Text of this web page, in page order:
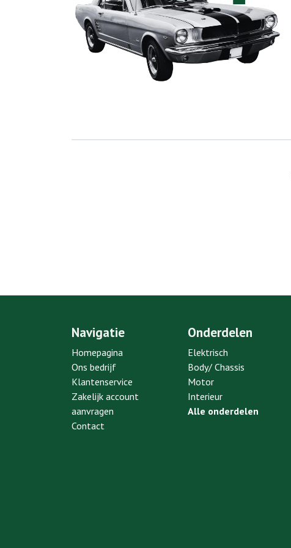
Navigatie
Homepagina
Ons bedrijf
Klantenservice
Zakelijk account
aanvragen
Contact
Onderdelen
Elektrisch
Body/ Chassis
Motor
Interieur
Alle onderdelen